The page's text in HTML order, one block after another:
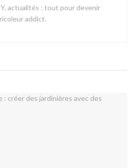
actualités : tout pour devenir
addict.